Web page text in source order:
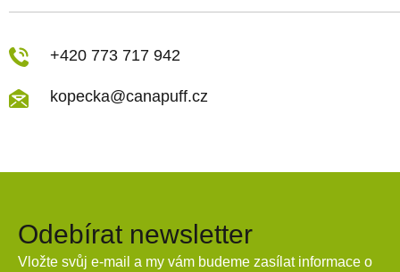
+420 773 717 942
kopecka@canapuff.cz
Odebírat newsletter
Vložte svůj e-mail a my vám budeme zasílat informace o